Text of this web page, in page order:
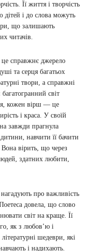
Її життя і творчість
дітей і до слова можуть
що залишають
читачів.
справжнє джерело
та серця багатьох
твори, а справжні
світ
кожен вірш — це
і краса. У своїй
завжди прагнула
навчити її бачити
вірить, що через
здатних любити,
про важливість
довела, що слово
світ на краще. Її
як з любов’ю і
шедеври, які
і надихають.